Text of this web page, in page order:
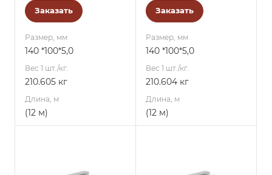
Заказать
Размер, мм
140 *100*5,0
Вес 1 шт./кг.
210.605 кг
Длина, м
(12 м)
Заказать
Размер, мм
140 *100*5,0
Вес 1 шт./кг.
210.604 кг
Длина, м
(12 м)